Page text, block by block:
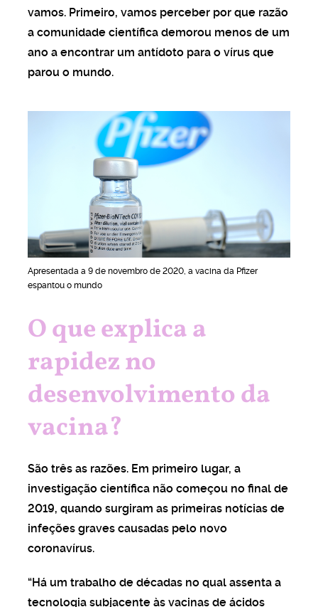
votar por meio
de saúde a pensar
dos seus
tem a ver com o
Montepio e NOS:
vamos. Primeiro, vamos perceber por que razão
a comunidade científica demorou menos de um
ano a encontrar um antídoto para o vírus que
parou o mundo.
Apresentada a 9 de novembro de 2020, a vacina da Pfizer
espantou o mundo
O que explica a
rapidez no
desenvolvimento da
vacina?
São três as razões. Em primeiro lugar, a
investigação científica não começou no final de
2019, quando surgiram as primeiras notícias de
infeções graves causadas pelo novo
coronavírus.
“Há um trabalho de décadas no qual assenta a
tecnologia subjacente às vacinas de ácidos